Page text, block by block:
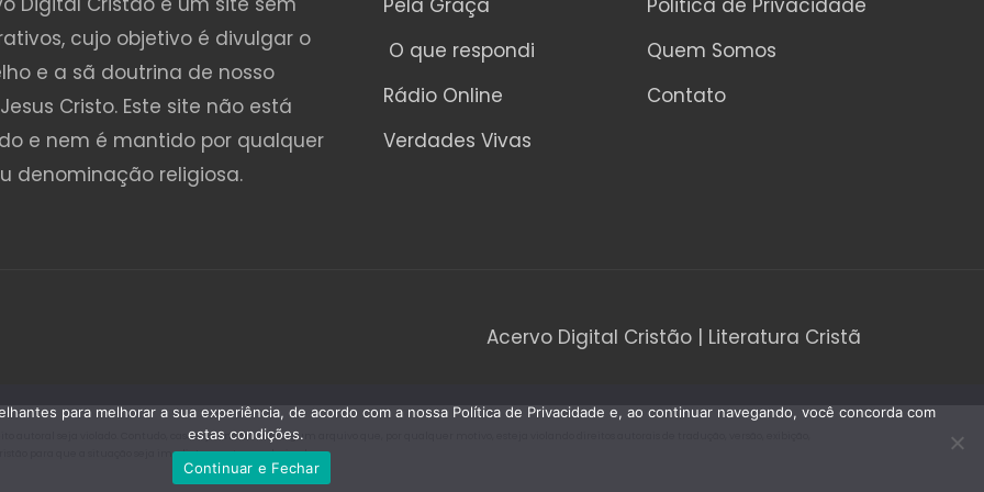
cujo objetivo é divulgar o
e a sã doutrina de nosso
Cristo. Este site não está
e nem é mantido por qualquer
denominação religiosa.
Pela Graça
O que respondi
Rádio Online
Verdades Vivas
Politica de Privacidade
Quem Somos
Contato
Acervo Digital Cristão | Literatura Cristã
autoral seja violado. Contudo, caso seja encontrado algum arquivo que, por qualquer motivo, esteja violando direitos autorais de tradução, versão, exibição,
para que a situação seja imediatamente regularizada.
para melhorar a sua experiência, de acordo com a nossa Política de Privacidade e, ao continuar navegando, você concorda com
estas condições.
Continuar e Fechar